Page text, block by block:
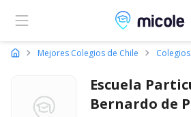
Micole,
Mejores Colegios de Chile
Escuela
Bernardo de